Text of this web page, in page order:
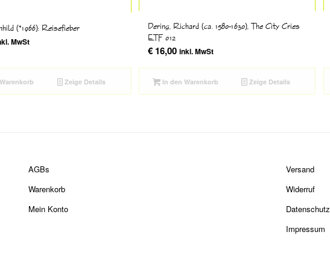
(*1966): Reisefieber
MwSt
Zeige Details
Dering, Richard (ca. 1580-1630), The City Cries
ETF 012
€ 16,00 inkl. MwSt
In den Warenkorb Zeige Details
AGBs
Warenkorb
Mein Konto
Versand
Widerruf
Datenschutz
Impressum